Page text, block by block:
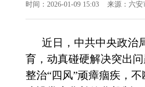
时间：2026-01-09 15:03 来源：六
近日，中共中央政治
育，动真碰硬解决突出
整治“四风”顽瘴痼疾，